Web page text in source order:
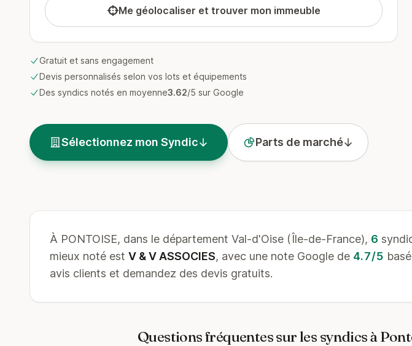
Me géolocaliser et trouver mon immeuble
Gratuit et sans engagement
Devis personnalisés selon vos lots et équipements
Des syndics notés en moyenne3.62/5 sur Google
Sélectionnez mon Syndic Parts de marché
À PONTOISE, dans le département Val-d'Oise (Île-de-France), 6
mieux noté est V & V ASSOCIES, avec une note Google de 4.7/5
avis clients et demandez des devis gratuits.
Questions fréquentes sur les syndics à